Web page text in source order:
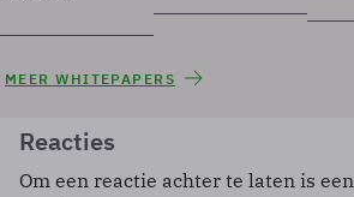
MEER WHITEPAPERS
Reacties
Om een reactie achter te laten is